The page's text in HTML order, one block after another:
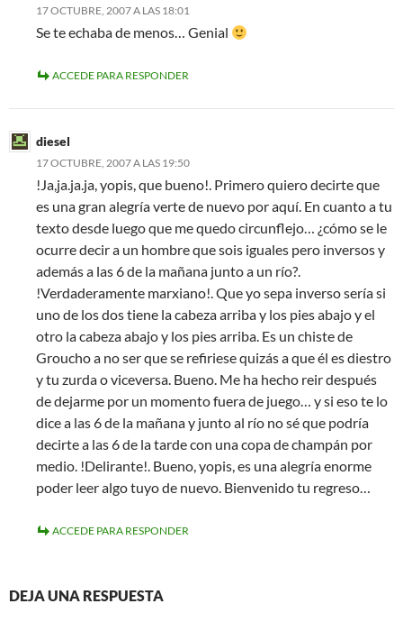
17 OCTUBRE, 2007 A LAS 18:01
Se te echaba de menos… Genial
ACCEDE PARA RESPONDER
diesel
17 OCTUBRE, 2007 A LAS 19:50
!Ja,ja.ja.ja, yopis, que bueno!. Primero quiero decirte que
es una gran alegría verte de nuevo por aquí. En cuanto a tu
texto desde luego que me quedo circunflejo… ¿cómo se le
ocurre decir a un hombre que sois iguales pero inversos y
además a las 6 de la mañana junto a un río?.
!Verdaderamente marxiano!. Que yo sepa inverso sería si
uno de los dos tiene la cabeza arriba y los pies abajo y el
otro la cabeza abajo y los pies arriba. Es un chiste de
Groucho a no ser que se refiriese quizás a que él es diestro
y tu zurda o viceversa. Bueno. Me ha hecho reir después
de dejarme por un momento fuera de juego… y si eso te lo
dice a las 6 de la mañana y junto al río no sé que podría
decirte a las 6 de la tarde con una copa de champán por
medio. !Delirante!. Bueno, yopis, es una alegría enorme
poder leer algo tuyo de nuevo. Bienvenido tu regreso…
ACCEDE PARA RESPONDER
DEJA UNA RESPUESTA